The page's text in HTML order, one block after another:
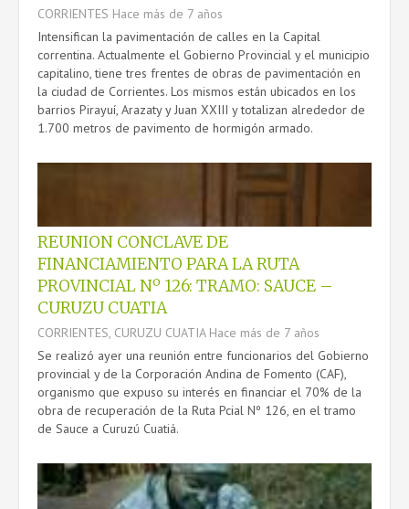
CONTACTO
CORRIENTES Hace más de 7 años
Intensifican la pavimentación de calles en la Capital
correntina. Actualmente el Gobierno Provincial y el municipio
capitalino, tiene tres frentes de obras de pavimentación en
la ciudad de Corrientes. Los mismos están ubicados en los
barrios Pirayuí, Arazaty y Juan XXIII y totalizan alrededor de
1.700 metros de pavimento de hormigón armado.
REUNION CONCLAVE DE
FINANCIAMIENTO PARA LA RUTA
PROVINCIAL Nº 126: TRAMO: SAUCE –
CURUZU CUATIA
CORRIENTES, CURUZU CUATIA Hace más de 7 años
Se realizó ayer una reunión entre funcionarios del Gobierno
provincial y de la Corporación Andina de Fomento (CAF),
organismo que expuso su interés en financiar el 70% de la
obra de recuperación de la Ruta Pcial Nº 126, en el tramo
de Sauce a Curuzú Cuatiá.